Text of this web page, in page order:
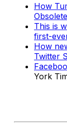
How
Obsolete
This is
first-
How
Twitter
York